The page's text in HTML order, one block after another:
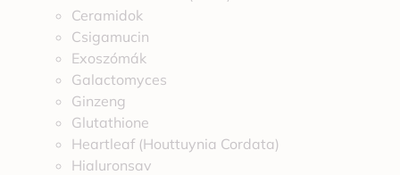
Ceramidok
Csigamucin
Exoszómák
Galactomyces
Ginzeng
Glutathione
Heartleaf (Houttuynia Cordata)
Hialuronsav